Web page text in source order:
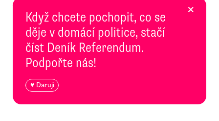
Když chcete pochopit, co se
děje v domácí politice, stačí
číst Deník Referendum.
Podpořte nás!
♥ Daruji
×